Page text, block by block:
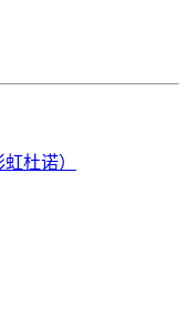
杜诺）